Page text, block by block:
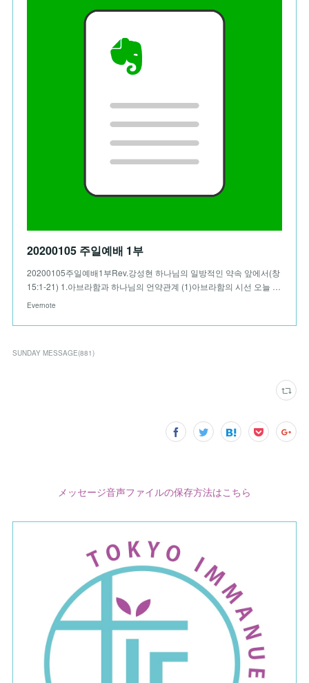
20200105 주일예배 1부
20200105주일예배1부Rev.강성현 하나님의 일방적인 약속 앞에서(창
15:1-21) 1.아브라함과 하나님의 언약관계 (1)아브라함의 시선 오늘 …
Evernote
SUNDAY MESSAGE(881)
メッセージ音声ファイルの保存方法はこちら